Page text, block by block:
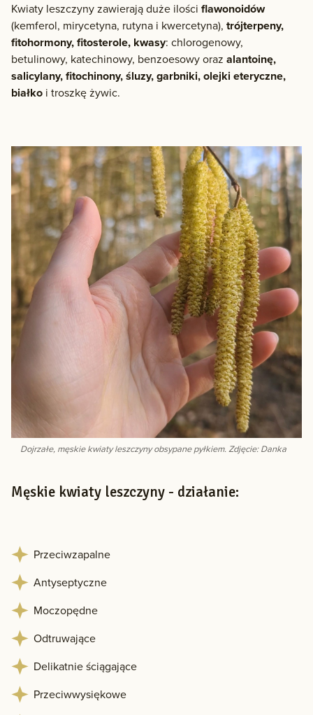
Kwiaty leszczyny zawierają duże ilości flawonoidów
(kemferol, mirycetyna, rutyna i kwercetyna), trójterpeny,
fitohormony, fitosterole, kwasy: chlorogenowy,
betulinowy, katechinowy, benzoesowy oraz alantoinę,
salicylany, fitochinony, śluzy, garbniki, olejki eteryczne,
białko i troszkę żywic.
Dojrzałe, męskie kwiaty leszczyny obsypane pyłkiem. Zdjęcie: Danka
Męskie kwiaty leszczyny - działanie:
Przeciwzapalne
Antyseptyczne
Moczopędne
Odtruwające
Delikatnie ściągające
Przeciwwysiękowe